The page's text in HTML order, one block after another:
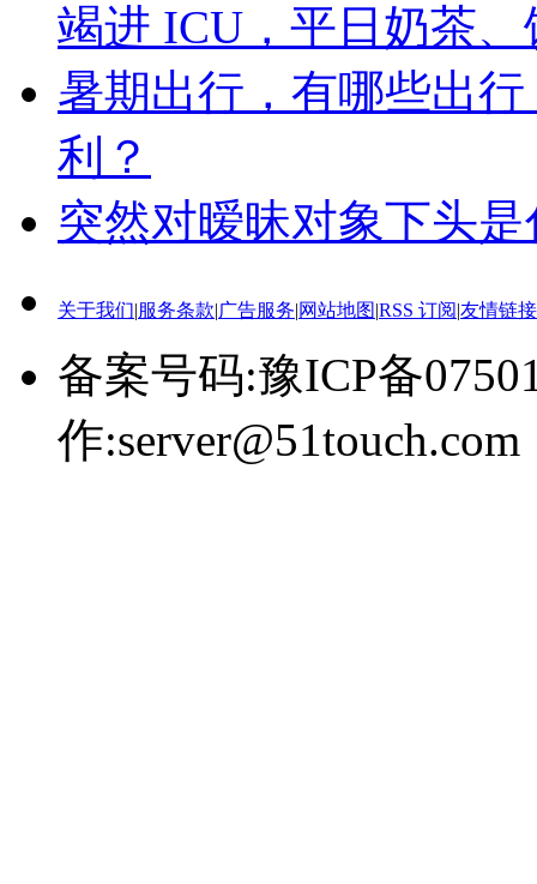
竭进 ICU，平日奶茶
暑期出行，有哪些出
利？
突然对暧昧对象下头
关于我们|服务条款|广告服务|网站地图|RSS 订阅|友情链接
备案号码:豫ICP备
作:server@51touch.com